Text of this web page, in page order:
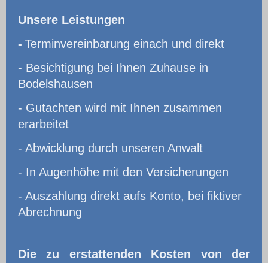
Unsere Leistungen
- Terminvereinbarung einach und direkt
- Besichtigung bei Ihnen Zuhause in
Bodelshausen
- Gutachten wird mit Ihnen zusammen
erarbeitet
- Abwicklung durch unseren Anwalt
- In Augenhöhe mit den Versicherungen
- Auszahlung direkt aufs Konto, bei fiktiver
Abrechnung
Die zu erstattenden Kosten von der